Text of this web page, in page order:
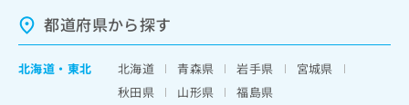
都道府県から探す
北海道 ・ 東北 北海道 青森県 岩手県
宮城県
秋田県
山形県
福島県